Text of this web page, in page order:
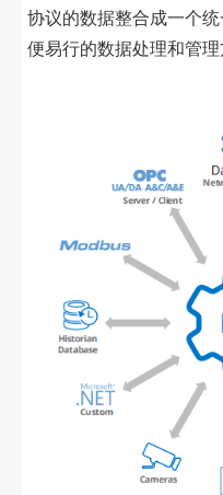
协议的数据整合成一个
便易行的数据处理和管理